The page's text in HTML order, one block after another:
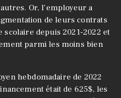
Or, l’employeur a
de leurs contrats
scolaire depuis 2021-2022 et
parmi les moins bien
hebdomadaire de 2022
était de 625$, les